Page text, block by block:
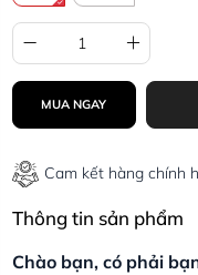
MUA NGAY
Cam kết hàng chính
Thông tin sản phẩm
Chào bạn, có phải